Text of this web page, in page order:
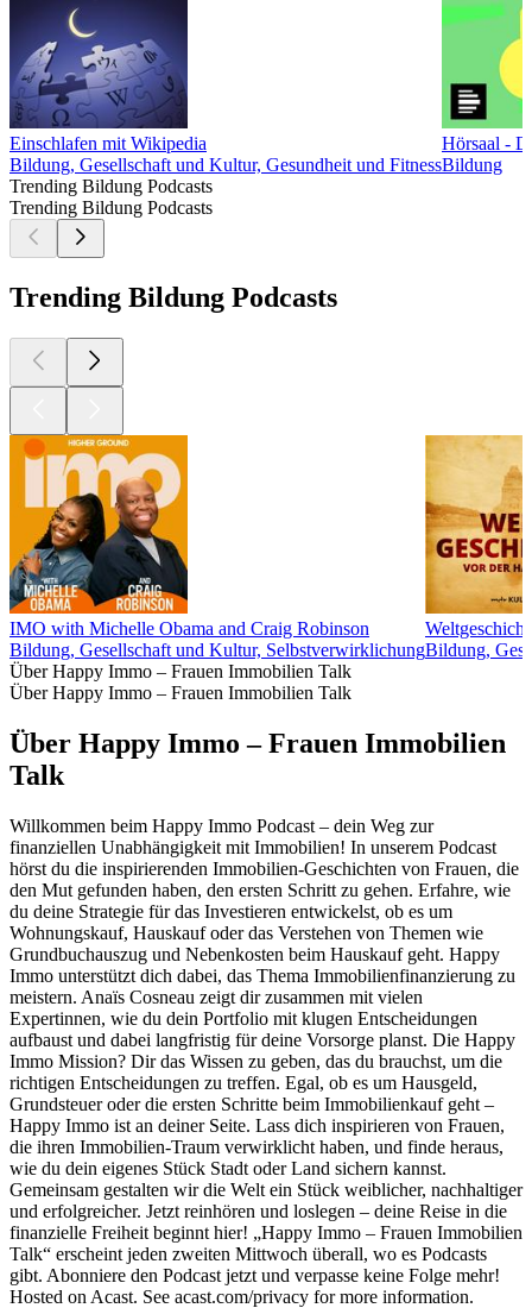
Einschlafen mit Wikipedia
Bildung, Gesellschaft und Kultur, Gesundheit und Fitness
Hörsaal -
Bildung
Trending Bildung Podcasts
Trending Bildung Podcasts
Trending Bildung Podcasts
IMO with Michelle Obama and Craig Robinson
Bildung, Gesellschaft und Kultur, SelbstverwirklichungBildung,
Über Happy Immo – Frauen Immobilien Talk
Über Happy Immo – Frauen Immobilien Talk
Über Happy Immo – Frauen Immobilien
Talk
Willkommen beim Happy Immo Podcast – dein Weg zur
finanziellen Unabhängigkeit mit Immobilien! In unserem Podcast
hörst du die inspirierenden Immobilien-Geschichten von Frauen, die
den Mut gefunden haben, den ersten Schritt zu gehen. Erfahre, wie
du deine Strategie für das Investieren entwickelst, ob es um
Wohnungskauf, Hauskauf oder das Verstehen von Themen wie
Grundbuchauszug und Nebenkosten beim Hauskauf geht. Happy
Immo unterstützt dich dabei, das Thema Immobilienfinanzierung zu
meistern. Anaïs Cosneau zeigt dir zusammen mit vielen
Expertinnen, wie du dein Portfolio mit klugen Entscheidungen
aufbaust und dabei langfristig für deine Vorsorge planst. Die Happy
Immo Mission? Dir das Wissen zu geben, das du brauchst, um die
richtigen Entscheidungen zu treffen. Egal, ob es um Hausgeld,
Grundsteuer oder die ersten Schritte beim Immobilienkauf geht –
Happy Immo ist an deiner Seite. Lass dich inspirieren von Frauen,
die ihren Immobilien-Traum verwirklicht haben, und finde heraus,
wie du dein eigenes Stück Stadt oder Land sichern kannst.
Gemeinsam gestalten wir die Welt ein Stück weiblicher, nachhaltiger
und erfolgreicher. Jetzt reinhören und loslegen – deine Reise in die
finanzielle Freiheit beginnt hier! „Happy Immo – Frauen Immobilien
Talk“ erscheint jeden zweiten Mittwoch überall, wo es Podcasts
gibt. Abonniere den Podcast jetzt und verpasse keine Folge mehr!
Hosted on Acast. See acast.com/privacy for more information.